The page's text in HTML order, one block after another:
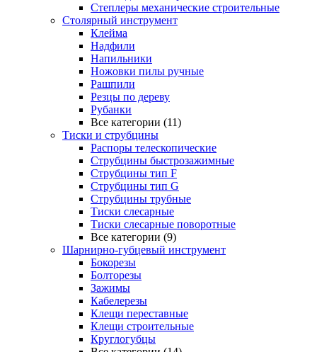
Степлеры механические строительные
Столярный инструмент
Клейма
Надфили
Напильники
Ножовки пилы ручные
Рашпили
Резцы по дереву
Рубанки
Все категории (11)
Тиски и струбцины
Распоры телескопические
Струбцины быстрозажимные
Струбцины тип F
Струбцины тип G
Струбцины трубные
Тиски слесарные
Тиски слесарные поворотные
Все категории (9)
Шарнирно-губцевый инструмент
Бокорезы
Болторезы
Зажимы
Кабелерезы
Клещи переставные
Клещи строительные
Круглогубцы